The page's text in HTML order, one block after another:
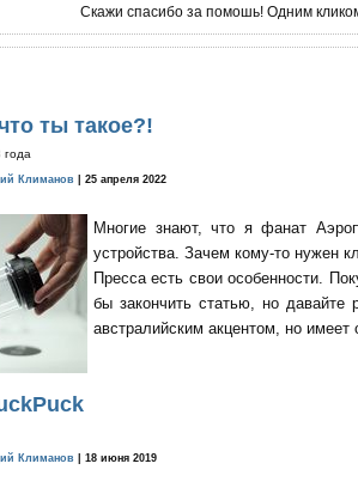
Скажи спасибо за помошь! Одним
ты такое?!
года
Климанов | 25 апреля 2022
Многие знают, что я фанат
устройства. Зачем кому-то нужен
Пресса есть свои особенности.
бы закончить статью, но давайте
австралийским акцентом, но имеет
Климанов | 18 июня 2019